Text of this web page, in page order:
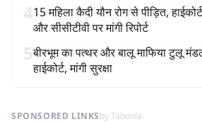
415 महिला कैदी यौन रोग से पीड़ित,
और सीसीटीवी पर मांगी रिपोर्ट
5बीरभूम का पत्थर और बालू माफिया टुलू
हाईकोर्ट, मांगी सुरक्षा
SPONSORED LINKSby Taboola